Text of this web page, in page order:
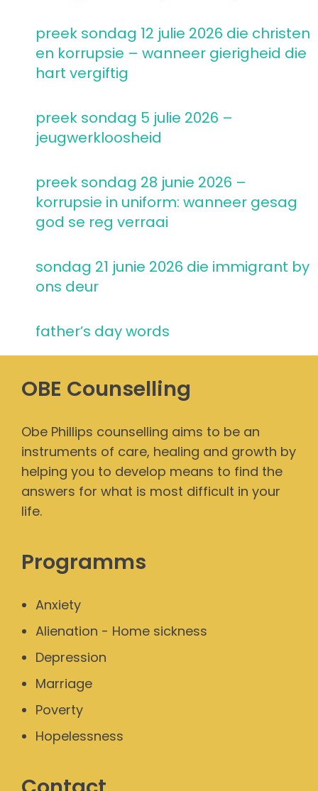
preek sondag 12 julie 2026 die christen
en korrupsie – wanneer gierigheid die
hart vergiftig
preek sondag 5 julie 2026 –
jeugwerkloosheid
preek sondag 28 junie 2026 –
korrupsie in uniform: wanneer gesag
god se reg verraai
sondag 21 junie 2026 die immigrant by
ons deur
father’s day words
OBE Counselling
Obe Phillips counselling aims to be an
instruments of care, healing and growth by
helping you to develop means to find the
answers for what is most difficult in your
life.
Programms
Anxiety
Alienation - Home sickness
Depression
Marriage
Poverty
Hopelessness